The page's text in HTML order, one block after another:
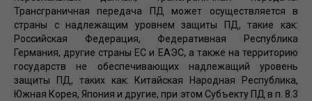
Трансграничная передача ПД может осуществляется в
страны с надлежащим уровнем защиты ПД, такие как:
Российская Федерация, Федеративная Республика
Германия, другие страны ЕС и ЕАЭС, а также на территорию
государств не обеспечивающих надлежащий уровень
защиты ПД, таких как: Китайская Народная Республика,
Южная Корея, Япония и другие, при этом Субъекту ПД в п. 8.3